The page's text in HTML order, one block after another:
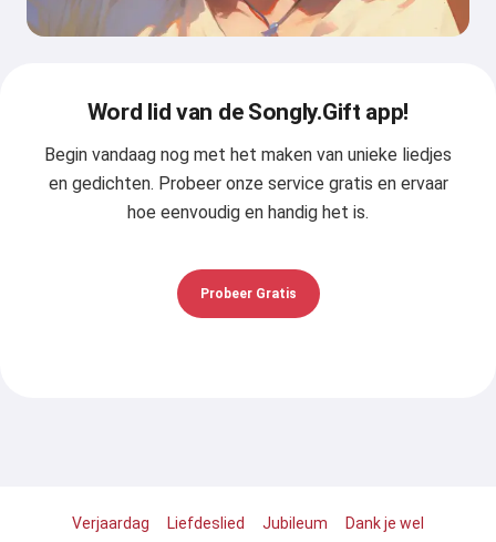
Word lid van de Songly.Gift app!
Begin vandaag nog met het maken van unieke liedjes
en gedichten. Probeer onze service gratis en ervaar
hoe eenvoudig en handig het is.
Probeer Gratis
Verjaardag Liefdeslied Jubileum
Dank je wel